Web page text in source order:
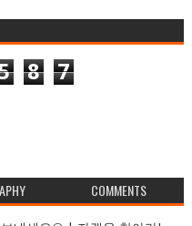
8 7
COMMENTS